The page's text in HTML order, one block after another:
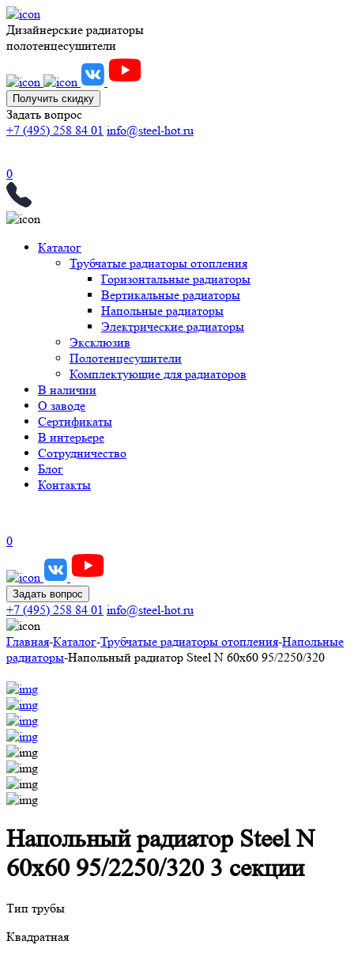
Дизайнерские радиаторы
полотенцесушители
Получить скидку
Задать вопрос
+7 (495) 258 84 01 info@steel-hot.ru
0
Каталог
Трубчатые радиаторы отопления
Горизонтальные радиаторы
Вертикальные радиаторы
Напольные радиаторы
Электрические радиаторы
Эксклюзив
Полотенцесушители
Комплектующие для радиаторов
В наличии
О заводе
Сертификаты
В интерьере
Сотрудничество
Блог
Контакты
0
Задать вопрос
+7 (495) 258 84 01 info@steel-hot.ru
Главная-Каталог-Трубчатые радиаторы отопления-Напольные
радиаторы-Напольный радиатор Steel N 60х60 95/2250/320
Напольный радиатор Steel N
60х60 95/2250/320 3 секции
Тип трубы
Квадратная